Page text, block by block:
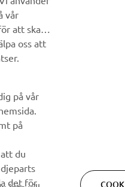
integritetspolicy för att ta reda
vår
att skapa
oss att
på vår
på
du
det för